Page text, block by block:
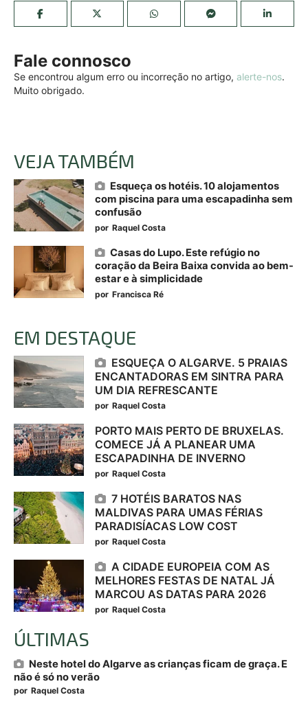
Fale connosco
Se encontrou algum erro ou incorreção no artigo, alerte-nos.
Muito obrigado.
VEJA TAMBÉM
Esqueça os hotéis. 10 alojamentos
com piscina para uma escapadinha sem
confusão
por Raquel Costa
Casas do Lupo. Este refúgio no
coração da Beira Baixa convida ao bem-
estar e à simplicidade
por Francisca Ré
EM DESTAQUE
ESQUEÇA O ALGARVE. 5 PRAIAS
ENCANTADORAS EM SINTRA PARA
UM DIA REFRESCANTE
por Raquel Costa
PORTO MAIS PERTO DE BRUXELAS.
COMECE JÁ A PLANEAR UMA
ESCAPADINHA DE INVERNO
por Raquel Costa
7 HOTÉIS BARATOS NAS
MALDIVAS PARA UMAS FÉRIAS
PARADISÍACAS LOW COST
por Raquel Costa
A CIDADE EUROPEIA COM AS
MELHORES FESTAS DE NATAL JÁ
MARCOU AS DATAS PARA 2026
por Raquel Costa
ÚLTIMAS
Neste hotel do Algarve as crianças ficam de graça. E
não é só no verão
por Raquel Costa